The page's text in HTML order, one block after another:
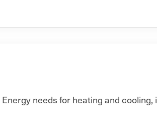
needs for heating and